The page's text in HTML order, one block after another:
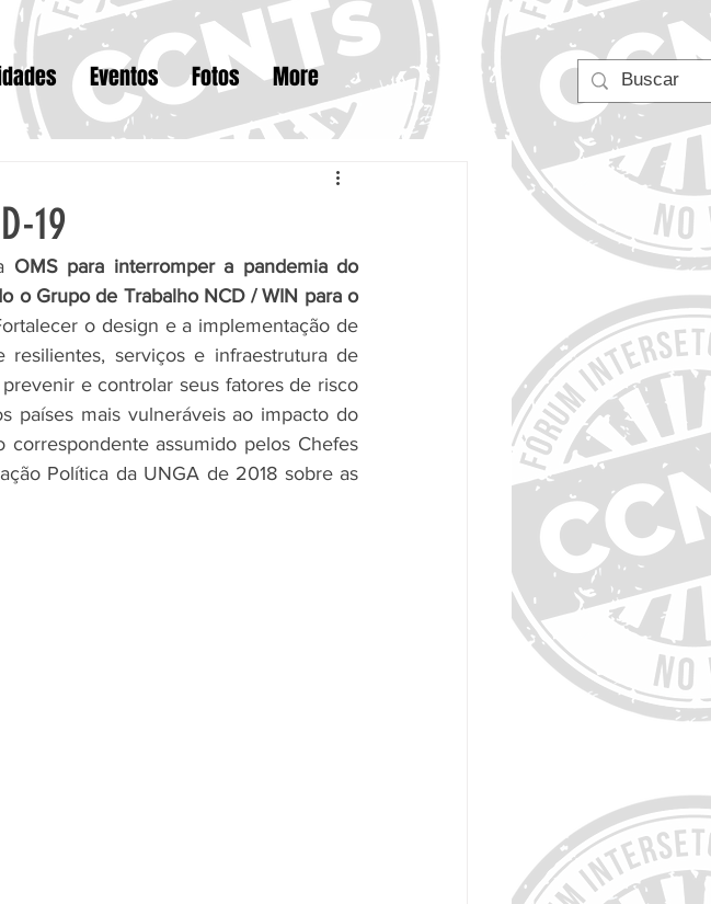
Eventos Fotos More
19
OMS para interromper a pandemia do
o Grupo de Trabalho NCD / WIN para o
o design e a implementação de
resilientes, serviços e infraestrutura de
e controlar seus fatores de risco
países mais vulneráveis ​​ao impacto do
correspondente assumido pelos Chefes
Política da UNGA de 2018 sobre as